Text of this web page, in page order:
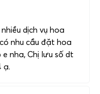
dịch vụ hoa
nhu cầu đặt hoa
nha, Chị lưu số dt
ạ.